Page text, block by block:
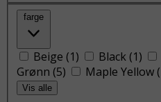
farge
Beige (1) Black (1)
Grønn (5) Maple Yellow (
Vis alle